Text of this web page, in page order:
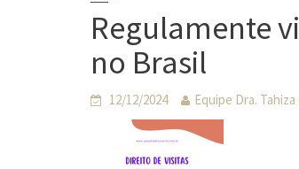
Regulamente
no Brasil
12/12/2024 Equipe Dra.